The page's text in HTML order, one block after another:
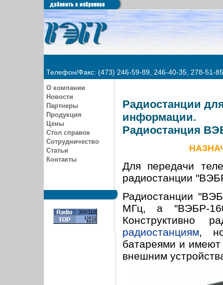
Телефон/Факс: (473) 246-59-89, 246-40-35, 278-51-
О компании
Новости
Партнеры
Продукция
Цены
Стол справок
Сотрудничество
Статьи
Контакты
Радиостанции
информации.
Радиостанция
Для передачи
радиостанции
Радиостанции
МГц, а "ВЭБР-
Конструктивно
радиостанциям, но
батареями и имеют
внешним